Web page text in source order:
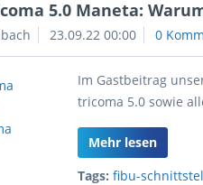
5.0 Maneta:
23.09.22 00:00 0
Im Gastbeitrag
tricoma 5.0 sowie
Mehr lesen
Tags: fibu-